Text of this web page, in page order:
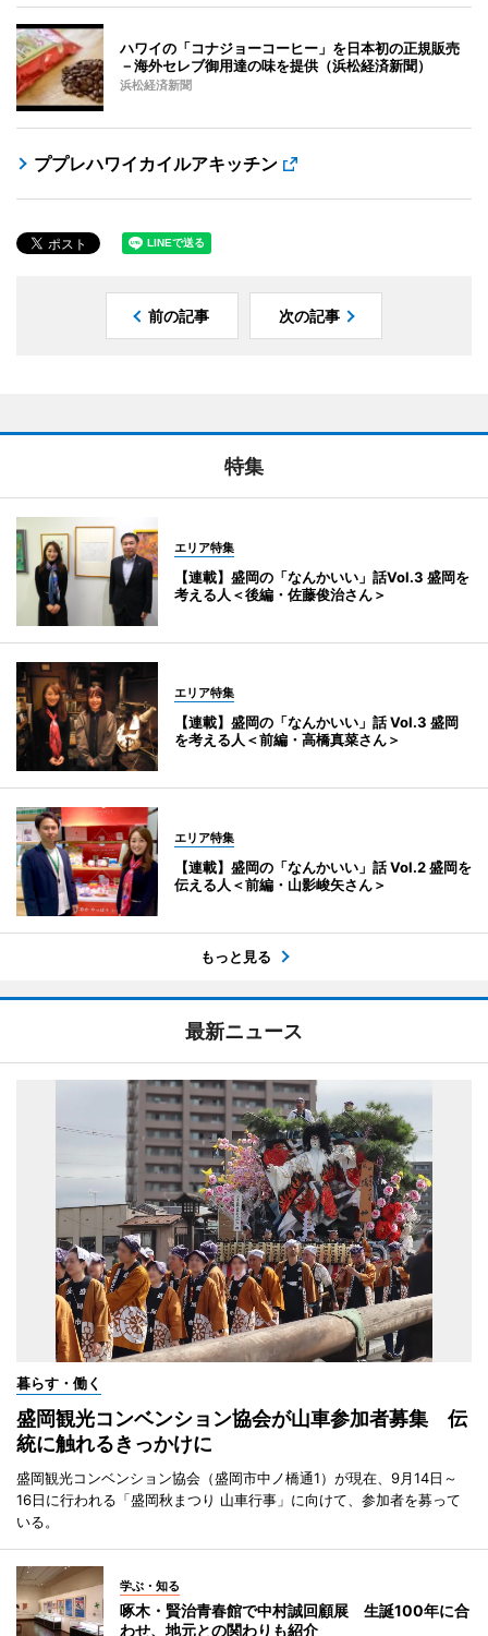
ハワイの「コナジョーコーヒー」を日本初の正規販売
－海外セレブ御用達の味を提供（浜松経済新聞）
浜松経済新聞
ププレハワイカイルアキッチン
前の記事 次の記事
特集
エリア特集
【連載】盛岡の「なんかいい」話Vol.3 盛岡を
考える人＜後編・佐藤俊治さん＞
エリア特集
【連載】盛岡の「なんかいい」話 Vol.3 盛岡
を考える人＜前編・高橋真菜さん＞
エリア特集
【連載】盛岡の「なんかいい」話 Vol.2 盛岡を
伝える人＜前編・山影峻矢さん＞
もっと見る
最新ニュース
暮らす・働く
盛岡観光コンベンション協会が山車参加者募集 伝
統に触れるきっかけに
盛岡観光コンベンション協会（盛岡市中ノ橋通1）が現在、9月14日～
16日に行われる「盛岡秋まつり 山車行事」に向けて、参加者を募って
いる。
学ぶ・知る
啄木・賢治青春館で中村誠回顧展 生誕100年に合
わせ、地元との関わりも紹介